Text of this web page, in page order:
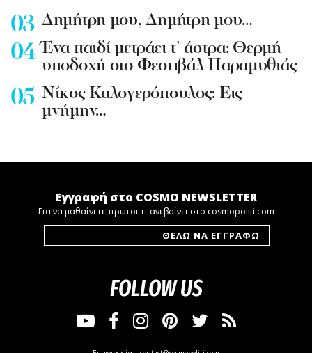
Δημήτρη μου, Δημήτρη μου…
Ένα παιδί μετράει τ’ άστρα: Θερμή
υποδοχή στο Φεστιβάλ Παραμυθιάς
Νίκος Καλογερόπουλος: Εις
μνήμην…
Εγγραφή στο COSMO NEWSLETTER
Για να μαθαίνετε πρώτοι τι ανεβαίνει στο cosmopoliti.com
FOLLOW US